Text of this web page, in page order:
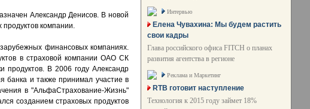
Александр Денисов. В новой
продуктов компании.
финансовых компаниях.
в страховой компании ОАО СК
продуктов. В 2006 году Александр
банка и также принимал участие в
в "АльфаСтрахование-Жизнь"
созданием страховых продуктов
Интервью
Елена Чувахина: Мы будем растить
свои кадры
Глава российского офиса FITCH о планах
развития агентства в регионе
Реклама и Маркетинг
RTB готовит наступление
Технология к 2015 году займет 18%